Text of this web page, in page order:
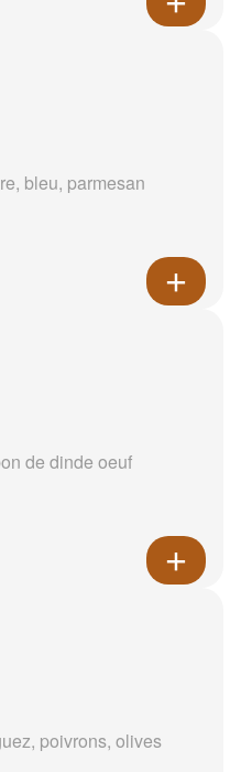
bleu, parmesan
de dinde oeuf
poivrons, olives